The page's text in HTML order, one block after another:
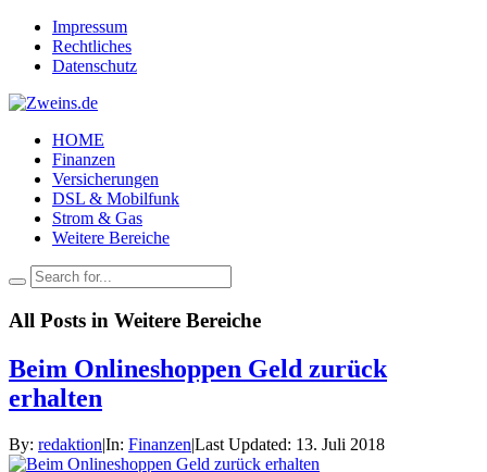
Impressum
Rechtliches
Datenschutz
HOME
Finanzen
Versicherungen
DSL & Mobilfunk
Strom & Gas
Weitere Bereiche
All Posts in Weitere Bereiche
Beim Onlineshoppen Geld zurück
erhalten
By: redaktion|In: Finanzen|Last Updated: 13. Juli 2018